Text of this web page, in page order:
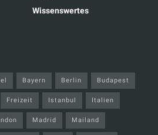
Wissenswertes
Bayern Berlin Budapest
Freizeit Istanbul Italien
Madrid Mailand